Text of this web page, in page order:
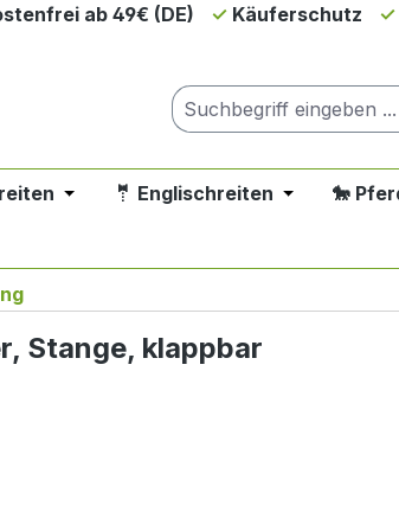
ab 49€ (DE) Käuferschutz
das Dropdown der Kategorie 💲SALE -
Öffne oder Schließe das Dropdown
🤵 Englischreiten Öffne oder
🐎
Kategorie 🐕 Hund
Stange, klappbar